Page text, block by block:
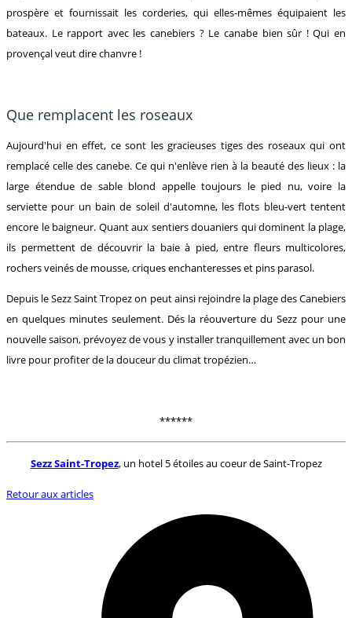
prospère et fournissait les corderies, qui elles-mêmes équipaient les
bateaux. Le rapport avec les canebiers ? Le canabe bien sûr ! Qui en
provençal veut dire chanvre !
Que remplacent les roseaux
Aujourd'hui en effet, ce sont les gracieuses tiges des roseaux qui ont
remplacé celle des canebe. Ce qui n'enlève rien à la beauté des lieux : la
large étendue de sable blond appelle toujours le pied nu, voire la
serviette pour un bain de soleil d'automne, les flots bleu-vert tentent
encore le baigneur. Quant aux sentiers douaniers qui dominent la plage,
ils permettent de découvrir la baie à pied, entre fleurs multicolores,
rochers veinés de mousse, criques enchanteresses et pins parasol.
Depuis le Sezz Saint Tropez on peut ainsi rejoindre la plage des Canebiers
en quelques minutes seulement. Dés la réouverture du Sezz pour une
nouvelle saison, prévoyez de vous y installer tranquillement avec un bon
livre pour profiter de la douceur du climat tropézien…
******
Sezz Saint-Tropez, un hotel 5 étoiles au coeur de Saint-Tropez
Retour aux articles